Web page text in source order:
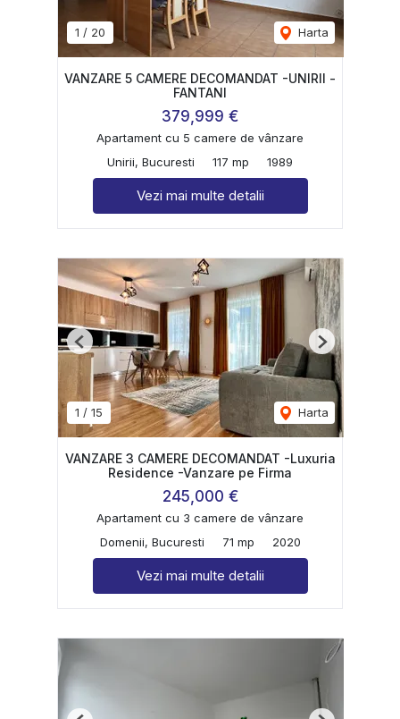
1 / 20 Harta
VANZARE 5 CAMERE DECOMANDAT -UNIRII -
FANTANI
379,999 €
Apartament cu 5 camere de vânzare
Unirii, Bucuresti
117 mp 1989
Vezi mai multe detalii
1 / 15 Harta
Previous Next
VANZARE 3 CAMERE DECOMANDAT -Luxuria
Residence -Vanzare pe Firma
245,000 €
Apartament cu 3 camere de vânzare
Domenii, Bucuresti
71 mp 2020
Vezi mai multe detalii